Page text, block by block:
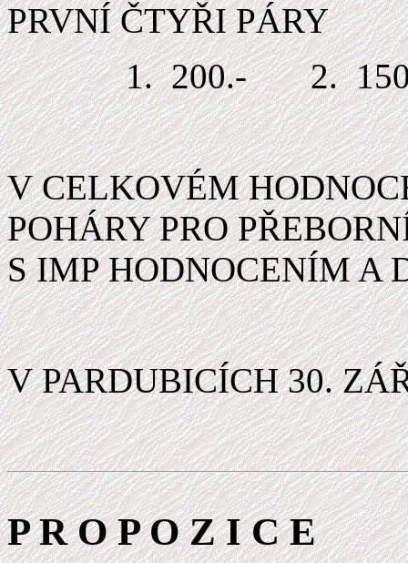
PRVNÍ ČTYŘI PÁRY
1. 200.- 2.
V CELKOVÉM
POHÁRY PRO
S IMP HODNOCENÍM A
V PARDUBICÍCH 30.
P R O P O Z I C E